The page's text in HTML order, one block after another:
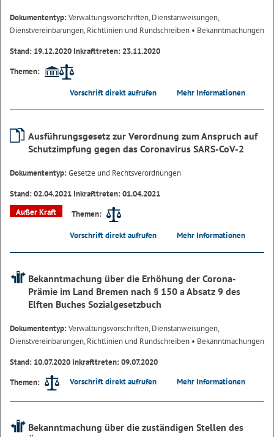
Dokumententyp:Verwaltungsvorschriften, Dienstanweisungen,
Dienstvereinbarungen, Richtlinien und Rundschreiben • Bekanntmachungen
Stand: 19.12.2020 Inkrafttreten: 23.11.2020
Themen:
Vorschrift direkt aufrufen Mehr Informationen
Ausführungsgesetz zur Verordnung zum Anspruch auf
Schutzimpfung gegen das Coronavirus SARS-CoV-2
Dokumententyp:Gesetze und Rechtsverordnungen
Stand: 02.04.2021 Inkrafttreten: 01.04.2021
Außer Kraft
Themen:
Vorschrift direkt aufrufen Mehr Informationen
Bekanntmachung über die Erhöhung der Corona-
Prämie im Land Bremen nach § 150 a Absatz 9 des
Elften Buches Sozialgesetzbuch
Dokumententyp:Verwaltungsvorschriften, Dienstanweisungen,
Dienstvereinbarungen, Richtlinien und Rundschreiben • Bekanntmachungen
Stand: 10.07.2020 Inkrafttreten: 09.07.2020
Themen:
Vorschrift direkt aufrufen Mehr Informationen
Bekanntmachung über die zuständigen Stellen des